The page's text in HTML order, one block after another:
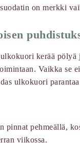
on merkki
kerää pölyä
Vaikka se
ulkokuori
pinnat pehmeällä,
viikossa.